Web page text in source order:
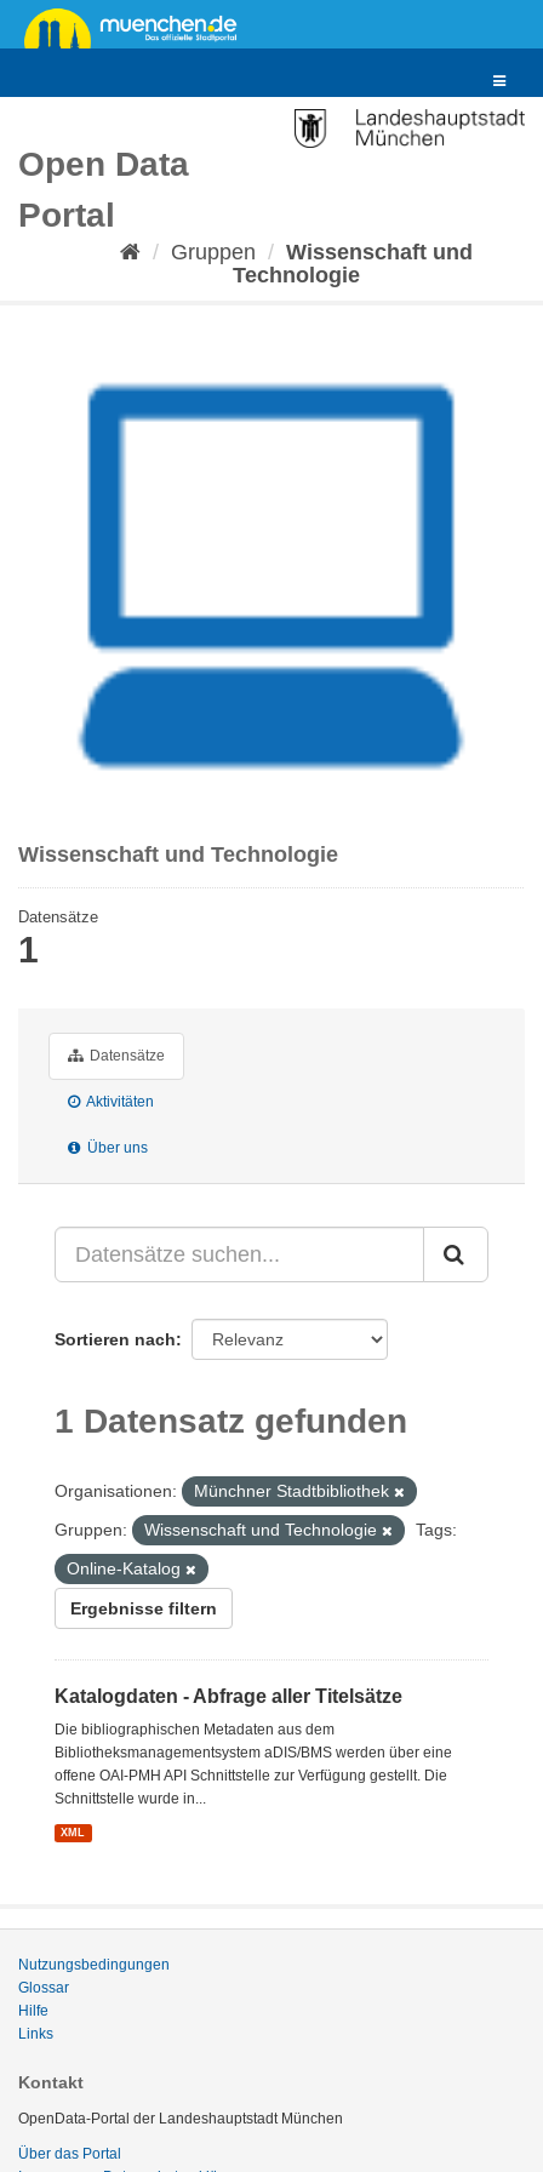
Überspringen
zum
Toggle
Open Data
Portal
Gruppen
Wissenschaft und
Technologie
Wissenschaft und Technologie
Datensätze
1
Datensätze
Aktivitäten
Über uns
Sortieren nach
1 Datensatz gefunden
Organisationen:
Münchner Stadtbibliothek
Gruppen:
Wissenschaft und Technologie
Tags:
Online-Katalog
Ergebnisse filtern
Katalogdaten - Abfrage aller Titelsätze
Die bibliographischen Metadaten aus dem
Bibliotheksmanagementsystem aDIS/BMS werden über eine
offene OAI-PMH API Schnittstelle zur Verfügung gestellt. Die
Schnittstelle wurde in...
XML
Nutzungsbedingungen
Glossar
Hilfe
Links
Kontakt
OpenData-Portal der Landeshauptstadt München
Über das Portal